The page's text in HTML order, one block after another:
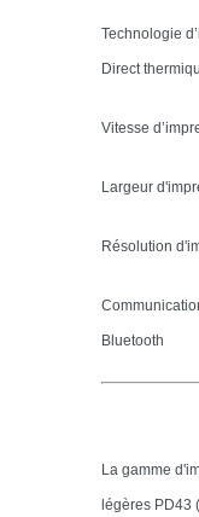
Technologie
Direct
Vitesse
Largeur
Résolution
Bluetooth
La gamme d'
légères PD43